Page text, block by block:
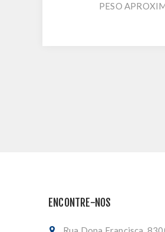
PESO
ENCONTRE-NOS